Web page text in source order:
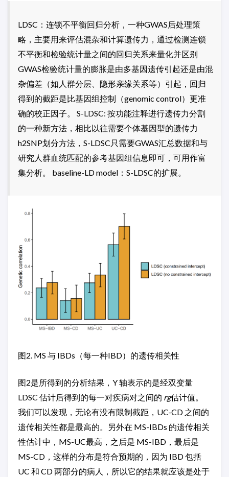
LDSC：连锁不平衡回归分析，一种GWAS后处理策
略，主要用来评估混杂和计算遗传力，通过检测连锁
不平衡和检验统计量之间的回归关系来量化并区别
GWAS检验统计量的膨胀是由多基因遗传引起还是由混
杂偏差（如人群分层、隐形亲缘关系等）引起，回归
得到的截距是比基因组控制（genomic control）更准
确的校正因子。 S-LDSC: 按功能注释进行遗传力分割
的一种新方法，相比以往需要个体基因型的遗传力
h2SNP划分方法，S-LDSC只需要GWAS汇总数据和与
研究人群血统匹配的参考基因组信息即可，可用作富
集分析。 baseline-LD model：S-LDSC的扩展。
图2. MS 与 IBDs（每一种IBD）的遗传相关性
图2是所得到的分析结果，Y 轴表示的是经双变量
LDSC 估计后得到的每一对疾病对之间的 rg估计值。
我们可以发现，无论有没有限制截距，UC-CD 之间的
遗传相关性都是最高的。另外在 MS-IBDs 的遗传相关
性估计中，MS-UC最高，之后是 MS-IBD，最后是
MS-CD，这样的分布是符合预期的，因为 IBD 包括
UC 和 CD 两部分的病人，所以它的结果就应该是处于